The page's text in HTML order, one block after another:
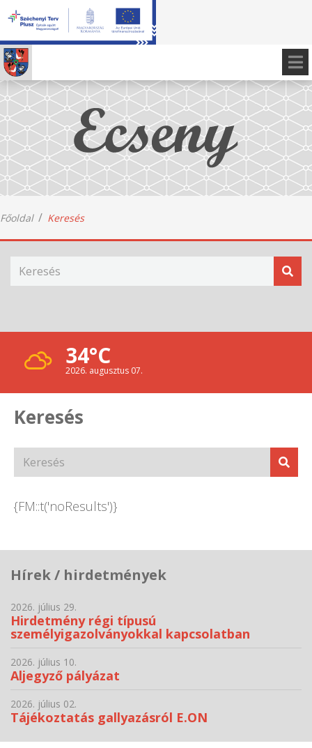
Főoldal Keresés
34°C
2026. augusztus 07.
Keresés
{FM::t('noResults')}
Hírek / hirdetmények
2026. július 29.
Hirdetmény régi típusú
személyigazolványokkal kapcsolatban
2026. július 10.
Aljegyző pályázat
2026. július 02.
Tájékoztatás gallyazásról E.ON